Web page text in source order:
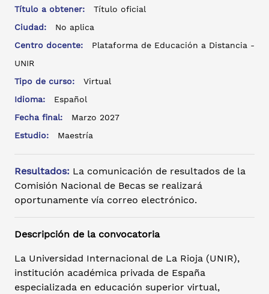
Título a obtener:
Título oficial
Ciudad:
No aplica
Centro docente:
Plataforma de Educación a Distancia -
UNIR
Tipo de curso:
Virtual
Idioma:
Español
Fecha final:
Marzo 2027
Estudio:
Maestría
Resultados: La comunicación de resultados de la
Comisión Nacional de Becas se realizará
oportunamente vía correo electrónico.
Descripción de la convocatoria
La Universidad Internacional de La Rioja (UNIR),
institución académica privada de España
especializada en educación superior virtual,